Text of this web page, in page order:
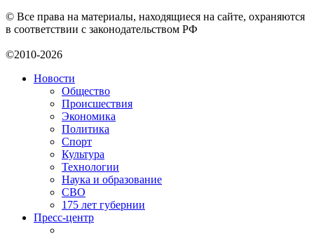
© Все права на материалы, находящиеся на сайте, охраняются
в соответствии с законодательством РФ
©2010-2026
Новости
Общество
Происшествия
Экономика
Политика
Спорт
Культура
Технологии
Наука и образование
СВО
175 лет губернии
Пресс-центр